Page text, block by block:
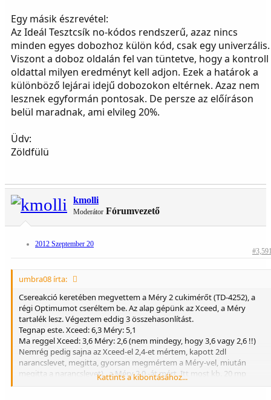
Egy másik észrevétel:
Az Ideál Tesztcsík no-kódos rendszerű, azaz nincs
minden egyes dobozhoz külön kód, csak egy univerzális.
Viszont a doboz oldalán fel van tüntetve, hogy a kontroll
oldattal milyen eredményt kell adjon. Ezek a határok a
különböző lejárai idejű dobozokon eltérnek. Azaz nem
lesznek egyformán pontosak. De persze az előíráson
belül maradnak, ami elvileg 20%.
Üdv:
Zöldfülü
kmolli
Moderátor Fórumvezető
2012 Szeptember 20
umbra08 írta:
Csereakció keretében megvettem a Méry 2 cukimérőt (TD-4252), a
régi Optimumot cseréltem be. Az alap gépünk az Xceed, a Méry
tartalék lesz. Végeztem eddig 3 összehasonlítást.
Tegnap este. Xceed: 6,3 Méry: 5,1
Ma reggel Xceed: 3,6 Méry: 2,6 (nem mindegy, hogy 3,6 vagy 2,6 !!)
Nemrég pedig sajna az Xceed-el 2,4-et mértem, kapott 2dl
narancslevet, megitta, gyorsan megmértem a Méry-vel, miután
megitta a narancslevet) , a Méry 2,0 -át mért. Itt most kb. 20 mp
Kattints a kibontásához...